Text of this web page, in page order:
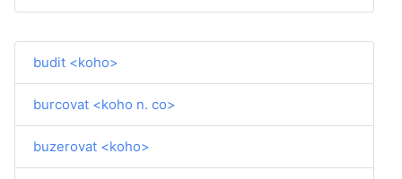
budit <koho>
burcovat <koho n. co>
buzerovat <koho>